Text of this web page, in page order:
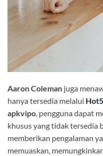
Aaron Coleman juga
hanya tersedia melalui
apkvipo, pengguna dapat
khusus yang tidak tersedia
memberikan pengalaman
memuaskan,